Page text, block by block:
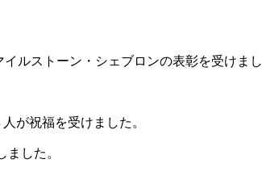
ルストーン・シェブロンの表彰を受けまし
が祝福を受けました。
した。